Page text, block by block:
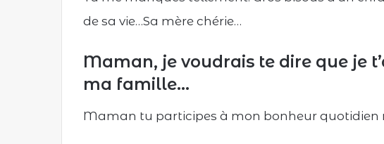
de sa vie…Sa mère chérie…
Maman, je voudrais te dire que je
ma famille…
Maman tu participes à mon bonheur quotidien